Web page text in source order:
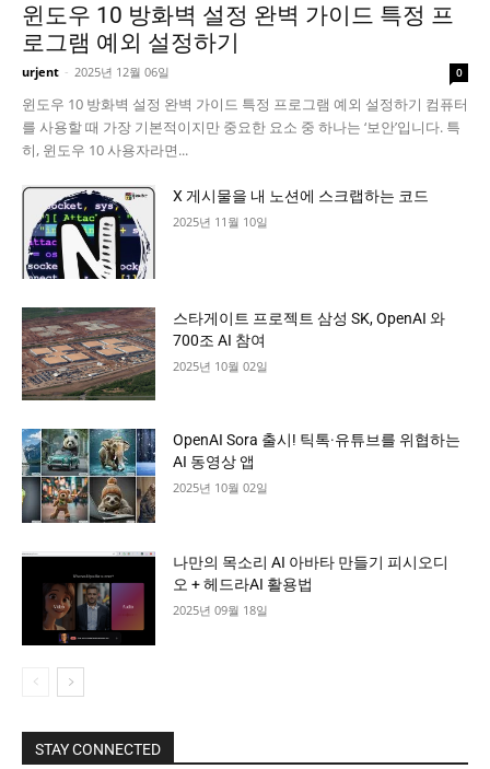
윈도우 10 방화벽 설정 완벽 가이드 특정 프
로그램 예외 설정하기
urjent - 2025년 12월 06일 0
윈도우 10 방화벽 설정 완벽 가이드 특정 프로그램 예외 설정하기 컴퓨터
를 사용할 때 가장 기본적이지만 중요한 요소 중 하나는 ‘보안’입니다. 특
히, 윈도우 10 사용자라면...
X 게시물을 내 노션에 스크랩하는 코드
2025년 11월 10일
스타게이트 프로젝트 삼성 SK, OpenAI 와
700조 AI 참여
2025년 10월 02일
OpenAI Sora 출시! 틱톡·유튜브를 위협하는
AI 동영상 앱
2025년 10월 02일
나만의 목소리 AI 아바타 만들기 피시오디
오 + 헤드라AI 활용법
2025년 09월 18일
STAY CONNECTED